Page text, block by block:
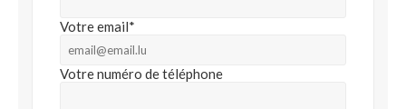
Votre email*
Votre numéro de téléphone